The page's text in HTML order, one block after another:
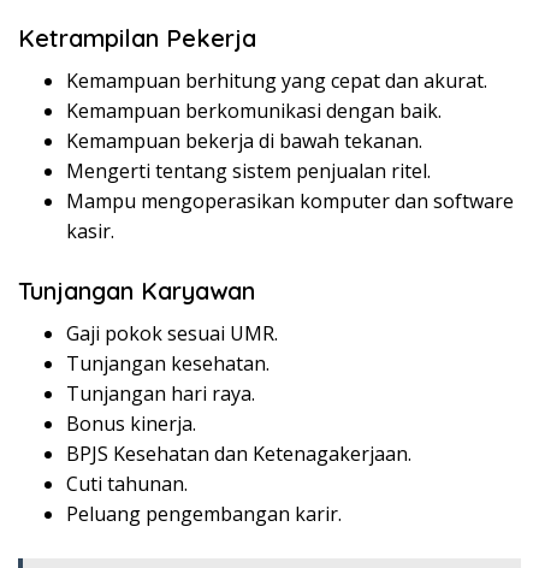
Ketrampilan Pekerja
Kemampuan berhitung yang cepat dan akurat.
Kemampuan berkomunikasi dengan baik.
Kemampuan bekerja di bawah tekanan.
Mengerti tentang sistem penjualan ritel.
Mampu mengoperasikan komputer dan software
kasir.
Tunjangan Karyawan
Gaji pokok sesuai UMR.
Tunjangan kesehatan.
Tunjangan hari raya.
Bonus kinerja.
BPJS Kesehatan dan Ketenagakerjaan.
Cuti tahunan.
Peluang pengembangan karir.